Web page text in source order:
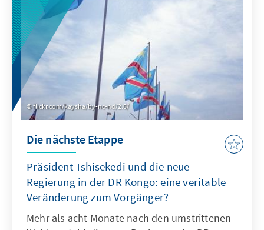
flickr.com/kaysha/by-nc-nd/2.0/
Die nächste Etappe
Präsident Tshisekedi und die neue
Regierung in der DR Kongo: eine veritable
Veränderung zum Vorgänger?
Mehr als acht Monate nach den umstrittenen